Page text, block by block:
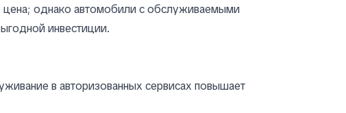
однако автомобили с обслуживаемыми
инвестиции.
в авторизованных сервисах повышает